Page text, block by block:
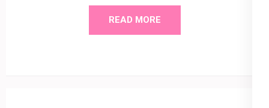
READ MORE